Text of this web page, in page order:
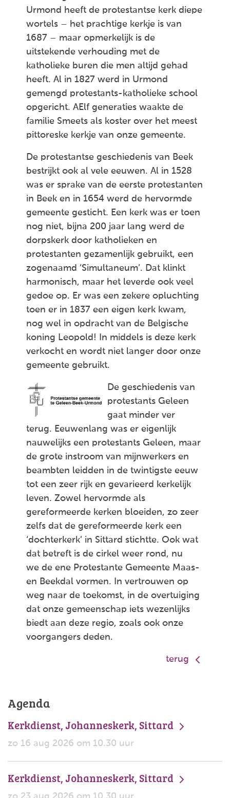
Urmond heeft de protestantse kerk diepe
wortels – het prachtige kerkje is van
1687 – maar opmerkelijk is de
uitstekende verhouding met de
katholieke buren die men altijd gehad
heeft. Al in 1827 werd in Urmond
gemengd protestants-katholieke school
opgericht. AElf generaties waakte de
familie Smeets als koster over het meest
pittoreske kerkje van onze gemeente.
De protestantse geschiedenis van Beek
bestrijkt ook al vele eeuwen. Al in 1528
was er sprake van de eerste protestanten
in Beek en in 1654 werd de hervormde
gemeente gesticht. Een kerk was er toen
nog niet, bijna 200 jaar lang werd de
dorpskerk door katholieken en
protestanten gezamenlijk gebruikt, een
zogenaamd ‘Simultaneum’. Dat klinkt
harmonisch, maar het leverde ook veel
gedoe op. Er was een zekere opluchting
toen er in 1837 een eigen kerk kwam,
nog wel in opdracht van de Belgische
koning Leopold! In middels is deze kerk
verkocht en wordt niet langer door onze
gemeente gebruikt.
De geschiedenis van
protestants Geleen
gaat minder ver
terug. Eeuwenlang was er eigenlijk
nauwelijks een protestants Geleen, maar
de grote instroom van mijnwerkers en
beambten leidden in de twintigste eeuw
tot een zeer rijk en gevarieerd kerkelijk
leven. Zowel hervormde als
gereformeerde kerken bloeiden, zo zeer
zelfs dat de gereformeerde kerk een
‘dochterkerk’ in Sittard stichtte. Ook wat
dat betreft is de cirkel weer rond, nu
we de ene Protestante Gemeente Maas-
en Beekdal vormen. In vertrouwen op
weg naar de toekomst, in de overtuiging
dat onze gemeenschap iets wezenlijks
biedt aan deze regio, zoals ook onze
voorgangers deden.
terug
Agenda
Kerkdienst, Johanneskerk, Sittard
zo 16 aug 2026 om 10.30 uur
Kerkdienst, Johanneskerk, Sittard